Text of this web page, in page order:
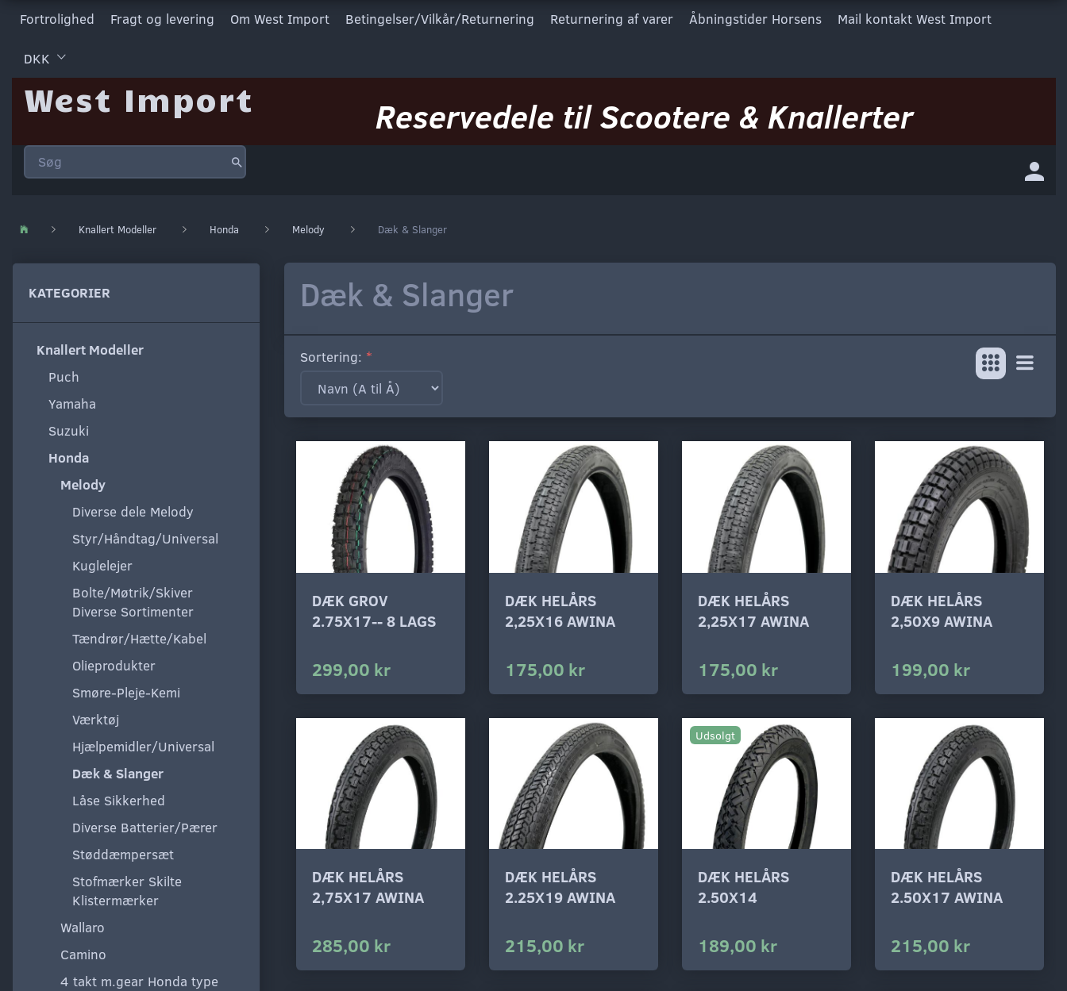
Fortrolighed Fragt og levering Om West Import Betingelser/Vilkår/Returnering Returnering af varer Åbningstider Horsens Mail kontakt West Import
DKK
West Import Reservedele til Scootere & Knallerter
Knallert Modeller Honda Melody Dæk & Slanger
KATEGORIER
Knallert Modeller
Puch
Yamaha
Suzuki
Honda
Melody
Diverse dele Melody
Styr/Håndtag/Universal
Kuglelejer
Bolte/Møtrik/Skiver
Diverse Sortimenter
Tændrør/Hætte/Kabel
Olieprodukter
Smøre-Pleje-Kemi
Værktøj
Hjælpemidler/Universal
Dæk & Slanger
Låse Sikkerhed
Diverse Batterier/Pærer
Støddæmpersæt
Stofmærker Skilte
Klistermærker
Wallaro
Camino
4 takt m.gear Honda type
Dæk & Slanger
Sortering:
DÆK GROV
2.75X17-- 8 LAGS
299,00 kr
DÆK HELÅRS
2,25X16 AWINA
175,00 kr
DÆK HELÅRS
2,25X17 AWINA
175,00 kr
DÆK HELÅRS
2,50X9 AWINA
199,00 kr
DÆK HELÅRS
2,75X17 AWINA
285,00 kr
DÆK HELÅRS
2.25X19 AWINA
215,00 kr
Udsolgt
DÆK HELÅRS
2.50X14
189,00 kr
DÆK HELÅRS
2.50X17 AWINA
215,00 kr